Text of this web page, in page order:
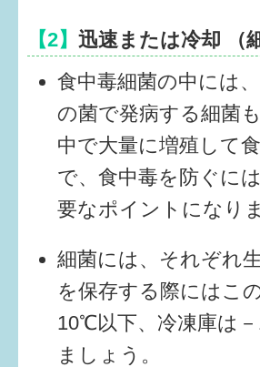
【2】 迅速または冷却 （
食中毒細菌の中には
の菌で発病する細菌
中で大量に増殖して
で、食中毒を防ぐに
要なポイントになり
細菌には、それぞれ
を保存する際にはこ
10℃以下、冷凍庫は
ましょう。
妊娠
出産〜3か月
3か月〜6か月
6か月〜1歳
1歳〜3歳
就学後〜
子育てマップ